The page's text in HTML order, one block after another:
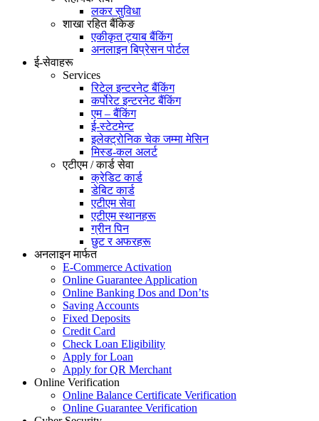
लकर सुविधा
शाखा रहित बैंकिङ
एकीकृत ट्याब बैंकिंग
अनलाइन बिप्रेसन पोर्टल
ई-सेवाहरू
Services
रिटेल इन्टरनेट बैंकिंग
कर्पोरेट इन्टरनेट बैंकिंग
एम – बैंकिंग
ई-स्टेटमेन्ट
इलेक्ट्रोनिक चेक जम्मा मेसिन
मिस्ड-कल अलर्ट
एटीएम / कार्ड सेवा
क्रेडिट कार्ड
डेबिट कार्ड
एटीएम सेवा
एटीएम स्थानहरू
ग्रीन पिन
छुट र अफरहरू
अनलाइन मार्फत
E-Commerce Activation
Online Guarantee Application
Online Banking Dos and Don’ts
Saving Accounts
Fixed Deposits
Credit Card
Check Loan Eligibility
Apply for Loan
Apply for QR Merchant
Online Verification
Online Balance Certificate Verification
Online Guarantee Verification